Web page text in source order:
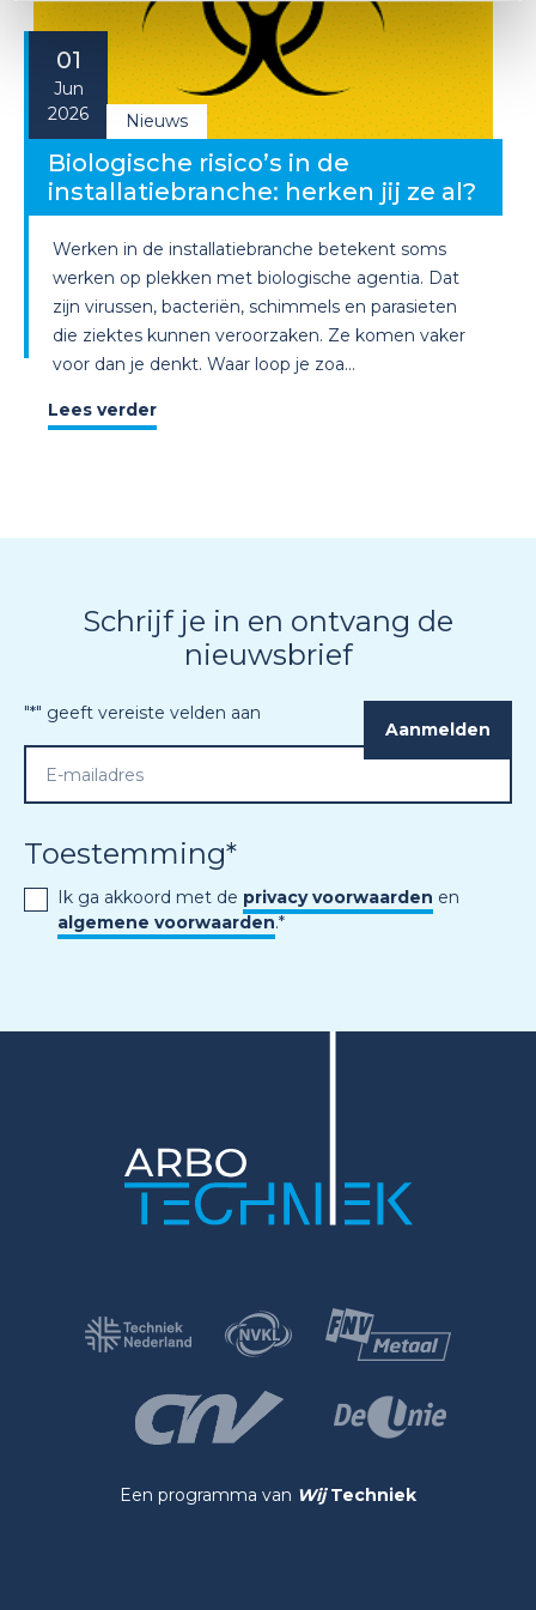
01
Jun
2026
Nieuws
Biologische risico’s in de
installatiebranche: herken jij ze al?
Werken in de installatiebranche betekent soms
werken op plekken met biologische agentia. Dat
zijn virussen, bacteriën, schimmels en parasieten
die ziektes kunnen veroorzaken. Ze komen vaker
voor dan je denkt. Waar loop je zoa...
Lees verder
Schrijf je in en ontvang de
nieuwsbrief
"*" geeft vereiste velden aan
Toestemming*
Ik ga akkoord met de privacy voorwaarden en
algemene voorwaarden.*
Een programma van Wij Techniek